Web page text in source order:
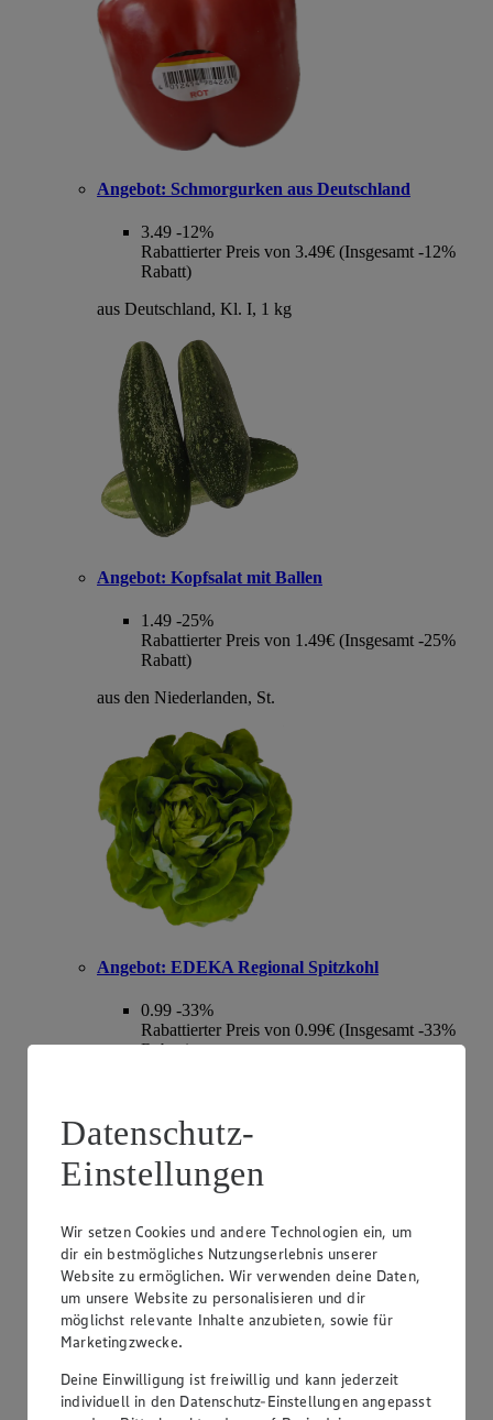
Angebot: Schmorgurken aus Deutschland
3.49 -12%
Rabattierter Preis von 3.49€ (Insgesamt -12%
Rabatt)
aus Deutschland, Kl. I, 1 kg
Angebot: Kopfsalat mit Ballen
1.49 -25%
Rabattierter Preis von 1.49€ (Insgesamt -25%
Rabatt)
aus den Niederlanden, St.
Angebot: EDEKA Regional Spitzkohl
0.99 -33%
Rabattierter Preis von 0.99€ (Insgesamt -33%
Rabatt)
Angebot:
Braeburn oder Wellant
Datenschutz-
Einstellungen
Wir setzen Cookies und andere Technologien ein, um
dir ein bestmögliches Nutzungserlebnis unserer
Website zu ermöglichen. Wir verwenden deine Daten,
um unsere Website zu personalisieren und dir
möglichst relevante Inhalte anzubieten, sowie für
Marketingzwecke.
Deine Einwilligung ist freiwillig und kann jederzeit
individuell in den Datenschutz-Einstellungen angepasst